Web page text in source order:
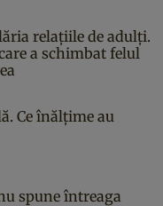
relațiile de adulți.
a schimbat felul
Ce înălțime au
spune întreaga